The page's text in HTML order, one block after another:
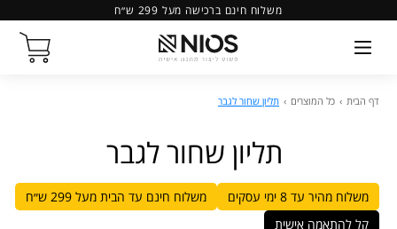
משלוח חינם ברכישה מעל 299 ש״ח
דף הבית › כל המוצרים › תליון שחור לגבר
תליון שחור לגבר
משלוח מהיר עד 8 ימי עסקים
משלוח חינם עד הבית מעל 299 ש״ח
קל להתאמה אישית